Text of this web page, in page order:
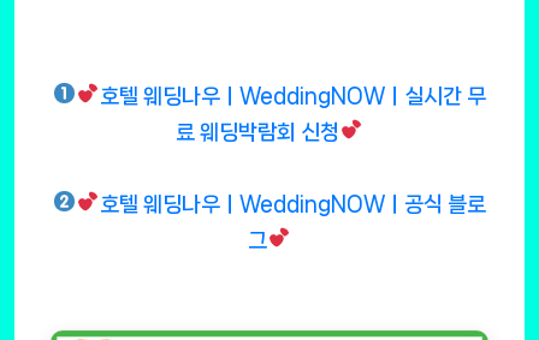
호텔 웨딩나우ㅣWeddingNOWㅣ실시간 무
료 웨딩박람회 신청
호텔 웨딩나우ㅣWeddingNOWㅣ공식 블로
그